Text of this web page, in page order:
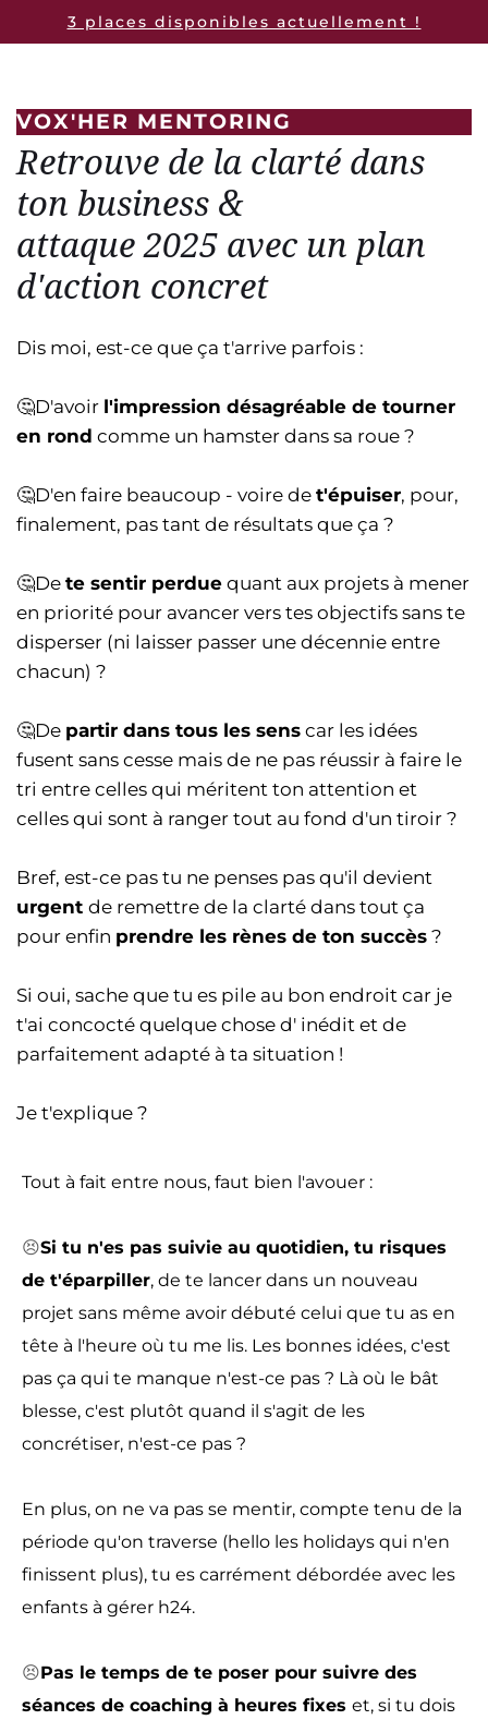
3 places disponibles actuellement !
VOX'HER MENTORING
Retrouve de la clarté dans
ton business &
attaque 2025 avec un plan
d'action concret
Dis moi, est-ce que ça t'arrive parfois :
🤔D'avoir l'impression désagréable de tourner
en rond comme un hamster dans sa roue ?
🤔D'en faire beaucoup - voire de t'épuiser, pour,
finalement, pas tant de résultats que ça ?
🤔De te sentir perdue quant aux projets à mener
en priorité pour avancer vers tes objectifs sans te
disperser (ni laisser passer une décennie entre
chacun) ?
🤔De partir dans tous les sens car les idées
fusent sans cesse mais de ne pas réussir à faire le
tri entre celles qui méritent ton attention et
celles qui sont à ranger tout au fond d'un tiroir ?
Bref, est-ce pas tu ne penses pas qu'il devient
urgent de remettre de la clarté dans tout ça
pour enfin prendre les rènes de ton succès ?
Si oui, sache que tu es pile au bon endroit car je
t'ai concocté quelque chose d' inédit et de
parfaitement adapté à ta situation !
Je t'explique ?
Tout à fait entre nous, faut bien l'avouer :
😣Si tu n'es pas suivie au quotidien, tu risques
de t'éparpiller, de te lancer dans un nouveau
projet sans même avoir débuté celui que tu as en
tête à l'heure où tu me lis. Les bonnes idées, c'est
pas ça qui te manque n'est-ce pas ? Là où le bât
blesse, c'est plutôt quand il s'agit de les
concrétiser, n'est-ce pas ?
En plus, on ne va pas se mentir, compte tenu de la
période qu'on traverse (hello les holidays qui n'en
finissent plus), tu es carrément débordée avec les
enfants à gérer h24.
😣Pas le temps de te poser pour suivre des
séances de coaching à heures fixes et, si tu dois